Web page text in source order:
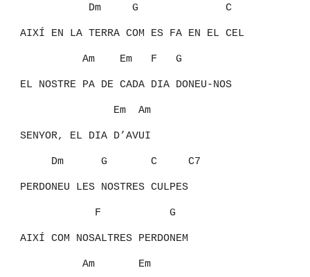
Dm G C
AIXÍ EN LA TERRA COM ES FA EN EL CEL
Am Em F G
EL NOSTRE PA DE CADA DIA DONEU-NOS
Em Am
SENYOR, EL DIA D’AVUI
Dm G C C7
PERDONEU LES NOSTRES CULPES
F G
AIXÍ COM NOSALTRES PERDONEM
Am Em